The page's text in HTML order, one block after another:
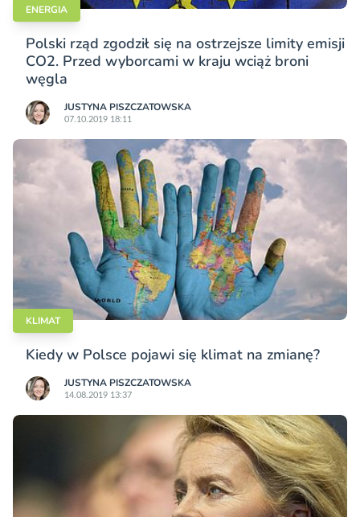
ENERGIA
Polski rząd zgodził się na ostrzejsze limity emisji
CO2. Przed wyborcami w kraju wciąż broni
węgla
JUSTYNA PISZCZATOWSKA
07.10.2019 18:11
KLIMAT
Kiedy w Polsce pojawi się klimat na zmianę?
JUSTYNA PISZCZATOWSKA
14.08.2019 13:37